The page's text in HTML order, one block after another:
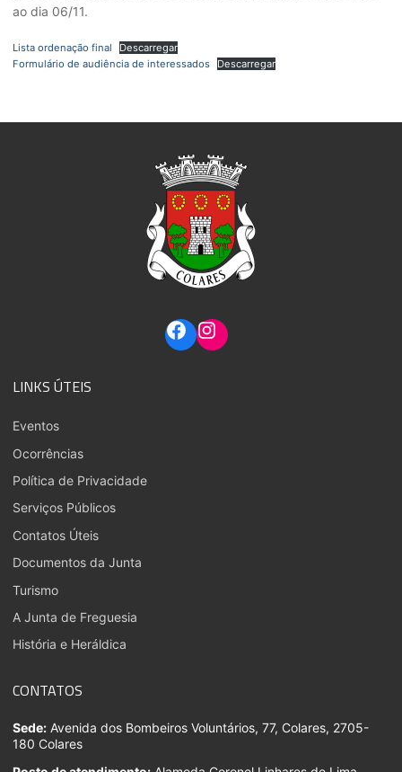
ao dia 06/11.
Lista ordenação final
Descarregar
Formulário de audiência de interessados
Descarregar
LINKS ÚTEIS
Eventos
Ocorrências
Política de Privacidade
Serviços Públicos
Contatos Úteis
Documentos da Junta
Turismo
A Junta de Freguesia
História e Heráldica
CONTATOS
Sede: Avenida dos Bombeiros Voluntários, 77, Colares, 2705-
180 Colares